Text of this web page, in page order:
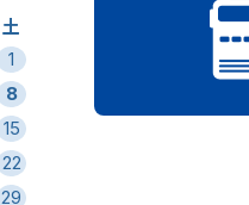
土
1
8
15
22
29